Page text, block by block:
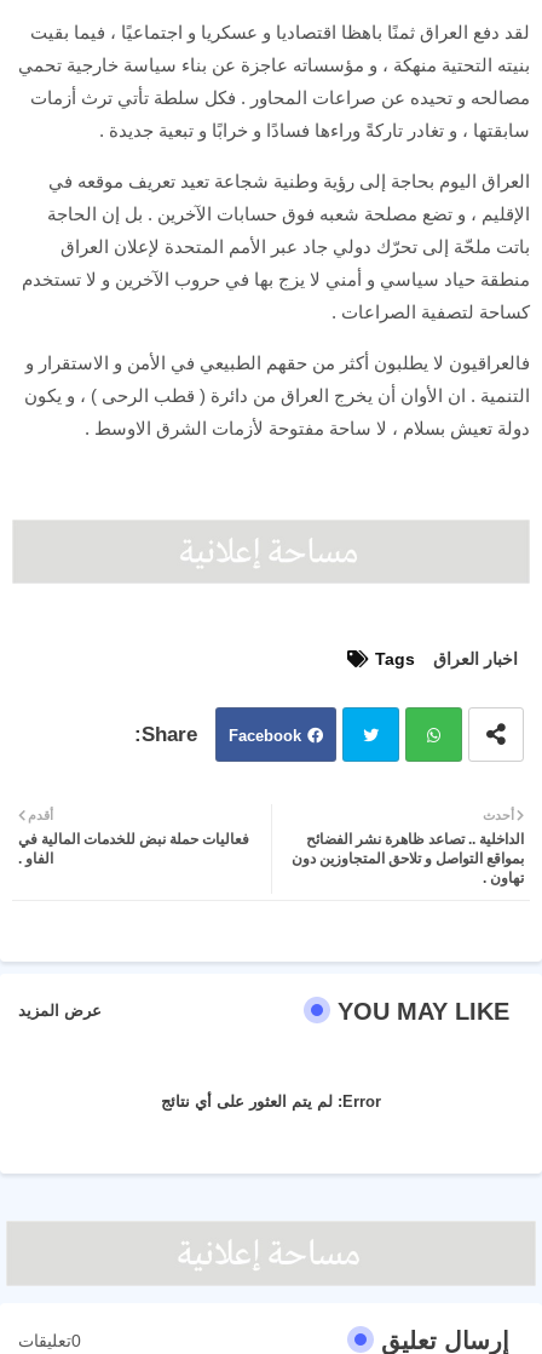
لقد دفع العراق ثمنًا باهظا اقتصاديا و عسكريا و اجتماعيًا ، فيما بقيت
بنيته التحتية منهكة ، و مؤسساته عاجزة عن بناء سياسة خارجية تحمي
مصالحه و تحيده عن صراعات المحاور . فكل سلطة تأتي ترث أزمات
سابقتها ، و تغادر تاركةً وراءها فسادًا و خرابًا و تبعية جديدة .
العراق اليوم بحاجة إلى رؤية وطنية شجاعة تعيد تعريف موقعه في
الإقليم ، و تضع مصلحة شعبه فوق حسابات الآخرين . بل إن الحاجة
باتت ملحّة إلى تحرّك دولي جاد عبر الأمم المتحدة لإعلان العراق
منطقة حياد سياسي و أمني لا يزج بها في حروب الآخرين و لا تستخدم
كساحة لتصفية الصراعات .
فالعراقيون لا يطلبون أكثر من حقهم الطبيعي في الأمن و الاستقرار و
التنمية . ان الأوان أن يخرج العراق من دائرة ( قطب الرحى ) ، و يكون
دولة تعيش بسلام ، لا ساحة مفتوحة لأزمات الشرق الاوسط .
Tags اخبار العراق
Facebook
ter atsa
أحدث
الداخلية .. تصاعد ظاهرة نشر الفضائح
بمواقع التواصل و تلاحق المتجاوزين دون
تهاون .
أقدم
فعاليات حملة نبض للخدمات المالية في
الفاو .
YOU MAY LIKE عرض المزيد
Error: لم يتم العثور على أي نتائج
إرسال تعليق 0تعليقات